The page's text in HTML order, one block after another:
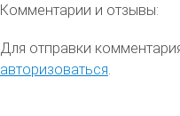
Комментарии и отзывы:
Для отправки
авторизоваться